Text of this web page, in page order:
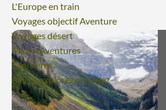
L'Europe en train
Voyages objectif Aventure
Voyages désert
Micro-Aventures
Croisières
Rêvez, explorez, voyagez